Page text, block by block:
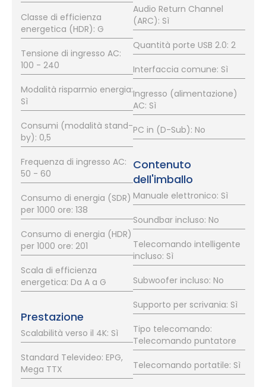
Classe di efficienza
energetica (HDR): G
Tensione di ingresso AC:
100 - 240
Modalità risparmio energia:
Sì
Consumi (modalità stand-
by): 0,5
Frequenza di ingresso AC:
50 - 60
Consumo di energia (SDR)
per 1000 ore: 138
Consumo di energia (HDR)
per 1000 ore: 201
Scala di efficienza
energetica: Da A a G
Prestazione
Scalabilità verso il 4K: Sì
Standard Televideo: EPG,
Mega TTX
Audio Return Channel
(ARC): Sì
Quantità porte USB 2.0: 2
Interfaccia comune: Sì
Ingresso (alimentazione)
AC: Sì
PC in (D-Sub): No
Contenuto
dell'imballo
Manuale elettronico: Sì
Soundbar incluso: No
Telecomando intelligente
incluso: Sì
Subwoofer incluso: No
Supporto per scrivania: Sì
Tipo telecomando:
Telecomando puntatore
Telecomando portatile: Sì